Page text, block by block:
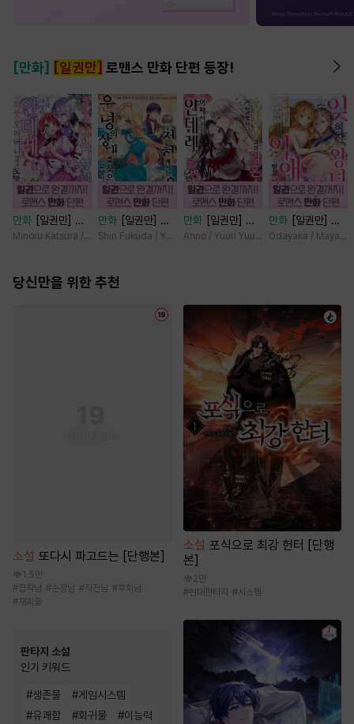
[만화] [일권만] 로맨스 만화 단편 등장!
만화
[일권만] 기
억상실 악역 영애
니에게서 도망칠
Minoru Katsura / Mizune
만화
[일권만] 전
하께서는 오늘도
(웃음) [단행본]
Shin Fukuda / Yoko Kurosu
만화
[일권만] 왕
태자님과의 약혼을
Anno / Yuuri Yuudachi
만화
[일권만] 잊
혀진 왕녀지만 정
Odayaka / Maya
당신만을 위한 추천
소설 또다시 파고드는 [단행본]
1.5만
#집착남 #순정남 #직진남 #후회남
# 재회물
판타지 소설
인기 키워드
#생존물 #게임시스템
#유쾌함 #회귀물 #이능력
소설 포식으로 최강 헌터 [단행
본]
2만
#현대판타지 #시스템